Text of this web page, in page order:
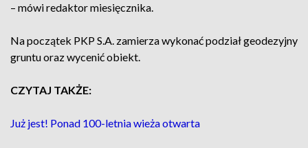
– mówi redaktor miesięcznika.
Na początek PKP S.A. zamierza wykonać podział geodezyjny
gruntu oraz wycenić obiekt.
CZYTAJ TAKŻE:
Już jest! Ponad 100-letnia wieża otwarta